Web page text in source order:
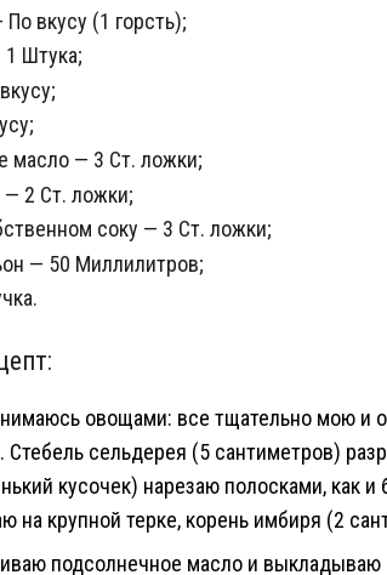
вкусу (1 горсть);
Штука;
масло — 3 Ст. ложки;
2 Ст. ложки;
соку — 3 Ст. ложки;
— 50 Миллилитров;
овощами: все тщательно мою и
сельдерея (5 сантиметров)
кусочек) нарезаю полосками, как и
на крупной терке, корень имбиря (2
подсолнечное масло и